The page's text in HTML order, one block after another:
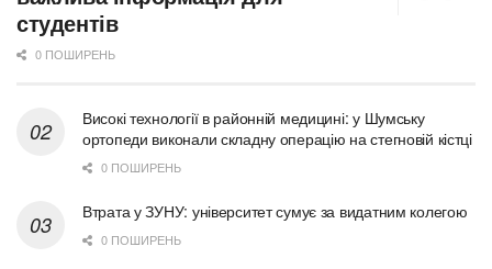
студентів
0 ПОШИРЕНЬ
Високі технології в районній медицині: у Шумську
ортопеди виконали складну операцію на стегновій кістці
0 ПОШИРЕНЬ
Втрата у ЗУНУ: університет сумує за видатним колегою
0 ПОШИРЕНЬ